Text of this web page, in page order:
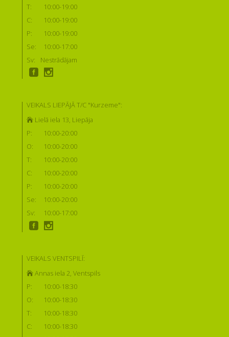
T:
10:00-19:00
C:
10:00-19:00
P:
10:00-19:00
Se:
10:00-17:00
Sv:
Nestrādājam
VEIKALS LIEPĀJĀ T/C "Kurzeme":
Lielā iela 13, Liepāja
P:
10:00-20:00
O:
10:00-20:00
T:
10:00-20:00
C:
10:00-20:00
P:
10:00-20:00
Se:
10:00-20:00
Sv:
10:00-17:00
VEIKALS VENTSPILĪ:
Annas iela 2, Ventspils
P:
10:00-18:30
O:
10:00-18:30
T:
10:00-18:30
C:
10:00-18:30